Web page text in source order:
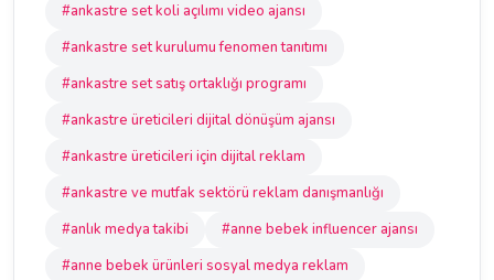
#ankastre set koli açılımı video ajansı
#ankastre set kurulumu fenomen tanıtımı
#ankastre set satış ortaklığı programı
#ankastre üreticileri dijital dönüşüm ajansı
#ankastre üreticileri için dijital reklam
#ankastre ve mutfak sektörü reklam danışmanlığı
#anlık medya takibi
#anne bebek influencer ajansı
#anne bebek ürünleri sosyal medya reklam